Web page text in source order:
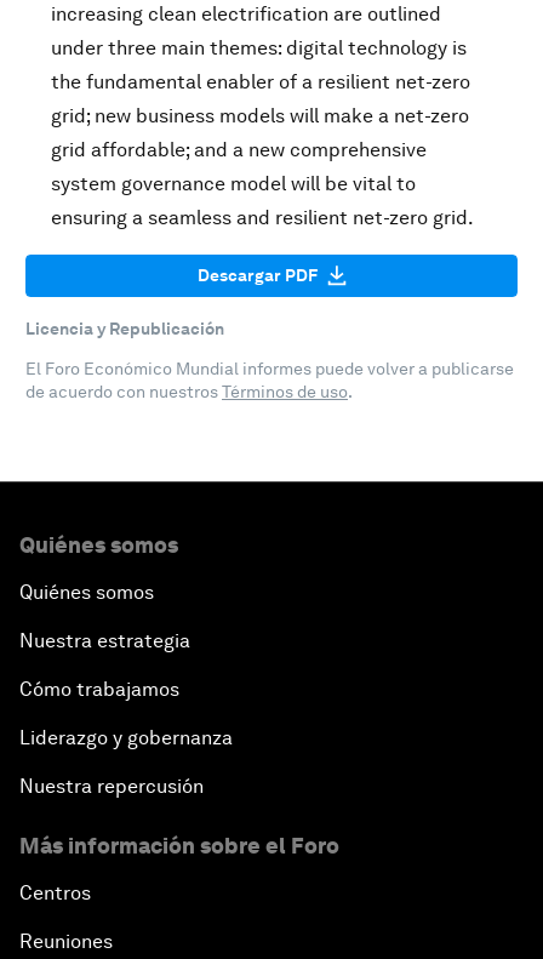
increasing clean electrification are outlined
under three main themes: digital technology is
the fundamental enabler of a resilient net-zero
grid; new business models will make a net-zero
grid affordable; and a new comprehensive
system governance model will be vital to
ensuring a seamless and resilient net-zero grid.
Descargar PDF
Licencia y Republicación
El Foro Económico Mundial informes puede volver a publicarse
de acuerdo con nuestrosTérminos de uso.
Quiénes somos
Quiénes somos
Nuestra estrategia
Cómo trabajamos
Liderazgo y gobernanza
Nuestra repercusión
Más información sobre el Foro
Centros
Reuniones